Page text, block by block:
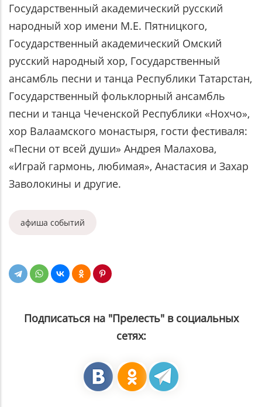
Государственный академический русский
народный хор имени М.Е. Пятницкого,
Государственный академический Омский
русский народный хор, Государственный
ансамбль песни и танца Республики Татарстан,
Государственный фольклорный ансамбль
песни и танца Чеченской Республики «Нохчо»,
хор Валаамского монастыря, гости фестиваля:
«Песни от всей души» Андрея Малахова,
«Играй гармонь, любимая», Анастасия и Захар
Заволокины и другие.
афиша событий
Подписаться на "Прелесть" в социальных
сетях: